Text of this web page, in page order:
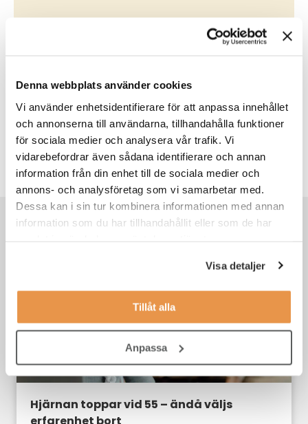
Denna webbplats använder cookies
Vi använder enhetsidentifierare för att anpassa innehållet
och annonserna till användarna, tillhandahålla funktioner
för sociala medier och analysera vår trafik. Vi
vidarebefordrar även sådana identifierare och annan
information från din enhet till de sociala medier och
annons- och analysföretag som vi samarbetar med.
Dessa kan i sin tur kombinera informationen med annan
information som du har tillhandahållit eller som de har
Visa detaljer
Tillåt alla
Anpassa
TNG contentteam
TNG:s contentteam bidrar löpande med inlägg och
kortare nyheter kring TNG:s verksamhet. Teamet delar
också med sig av artiklar med jobb- och karriärtips samt
yrkesguider för de i början av sin karriär.
Rekommenderat för dig
Hjärnan toppar vid 55 – ändå väljs